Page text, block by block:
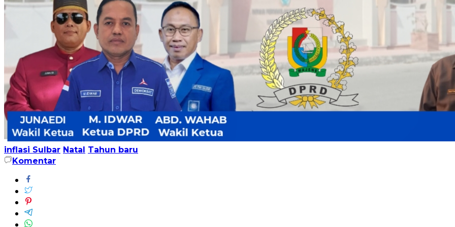
inflasi Sulbar Natal Tahun baru
Komentar